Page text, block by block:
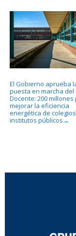
El Gobierno aprueba
puesta en marcha del
Docente: 200 millones
mejorar la eficiencia
energética de
institutos públicos →